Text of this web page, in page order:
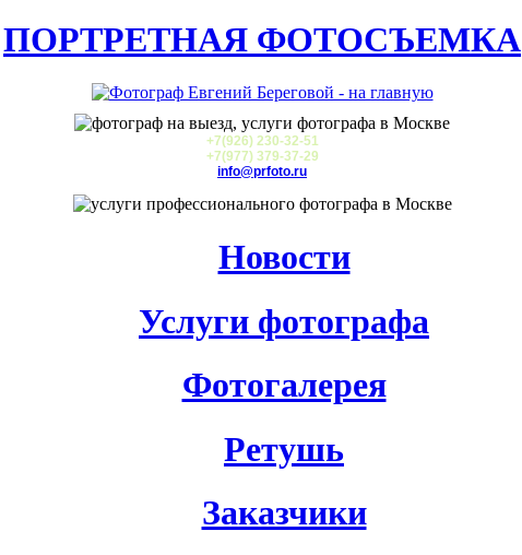
ПОРТРЕТНАЯ ФОТОСЪЕМКА
+7(926) 230-32-51
+7(977) 379-37-29
info@prfoto.ru
Новости
Услуги фотографа
Фотогалерея
Ретушь
Заказчики